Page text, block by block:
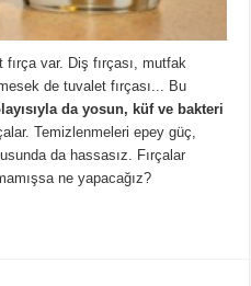
fırça var. Diş fırçası, mutfak
de tuvalet fırçası... Bu
da yosun, küf ve bakteri
Temizlenmeleri epey güç,
da hassasız. Fırçalar
ne yapacağız?